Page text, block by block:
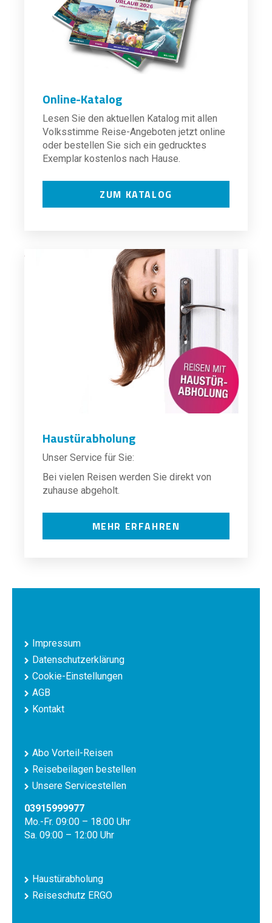
Online-Katalog
Lesen Sie den aktuellen Katalog mit allen
Volksstimme Reise-Angeboten jetzt online
oder bestellen Sie sich ein gedrucktes
Exemplar kostenlos nach Hause.
ZUM KATALOG
Haustürabholung
Unser Service für Sie:
Bei vielen Reisen werden Sie direkt von
zuhause abgeholt.
MEHR ERFAHREN
Impressum
Datenschutzerklärung
Cookie-Einstellungen
AGB
Kontakt
Abo Vorteil-Reisen
Reisebeilagen bestellen
Unsere Servicestellen
03915999977
Mo.-Fr. 09:00 – 18:00 Uhr
Sa. 09:00 – 12:00 Uhr
Haustürabholung
Reiseschutz ERGO